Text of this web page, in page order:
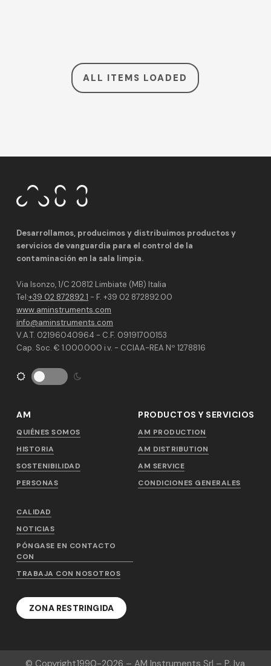
Desarrollamos, producimos y distribuimos productos y
servicios de vanguardia para el control de la
contaminación en la sala limpia.
Via Isonzo, 1/C 20812 Limbiate (MB) Italia
Tel:+39 02 872892.1 - F. +39 02 872892.00
www.aminstruments.com
info@aminstruments.com
V.A.T. 02196040964 - C.F. 09191700153
Cap. Soc. € 1.000.000 i.v. - CCIAA-REA Nº 1278816
AM
QUIÉNES SOMOS
HISTORIA
SOSTENIBILIDAD
PERSONAS
PRODUCTOS Y SERVICIOS
AM PRODUCTION
AM DISTRIBUTION
AM SERVICE
CONDICIONES GENERALES
CALIDAD
NOTICIAS
PÓNGASE EN CONTACTO
CON
TRABAJA CON NOSOTROS
ZONA RESTRINGIDA
© Copyright1990-2026 – AM Instruments Srl – P. Iva